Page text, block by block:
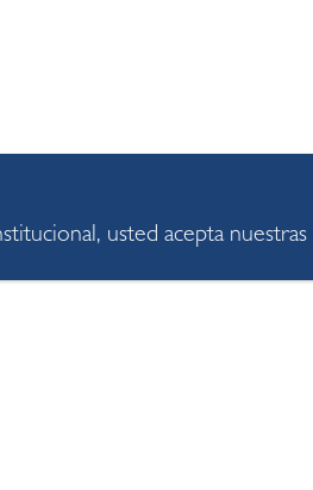
usted acepta nuestras